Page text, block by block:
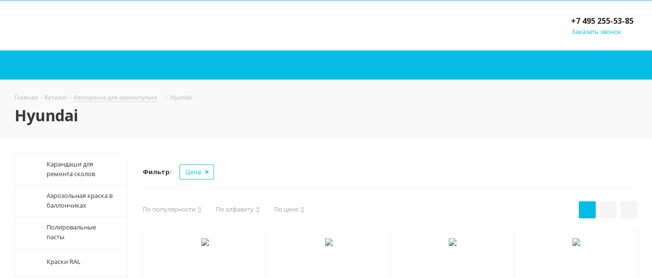
+7 495 255-53-85
Заказать звонок
Главная - Каталог - Автокраска для краскопульта - Hyundai
Hyundai
Фильтр: Цена
По популярности По алфавиту По цене
Карандаши для
ремонта сколов
Аэрозольная краска в
баллончиках
Полировальные
пасты
Краски RAL